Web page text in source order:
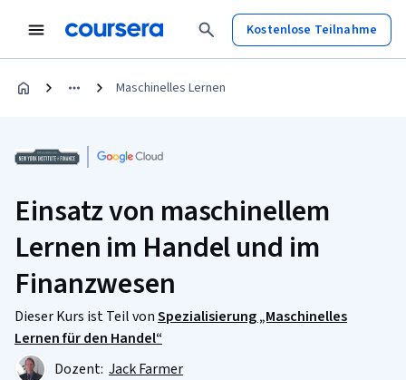
Kostenlose Teilnahme
Maschinelles Lernen
Einsatz von maschinellem
Lernen im Handel und im
Finanzwesen
Dieser Kurs ist Teil vonSpezialisierung „Maschinelles
Lernen für den Handel“
Dozent: Jack Farmer